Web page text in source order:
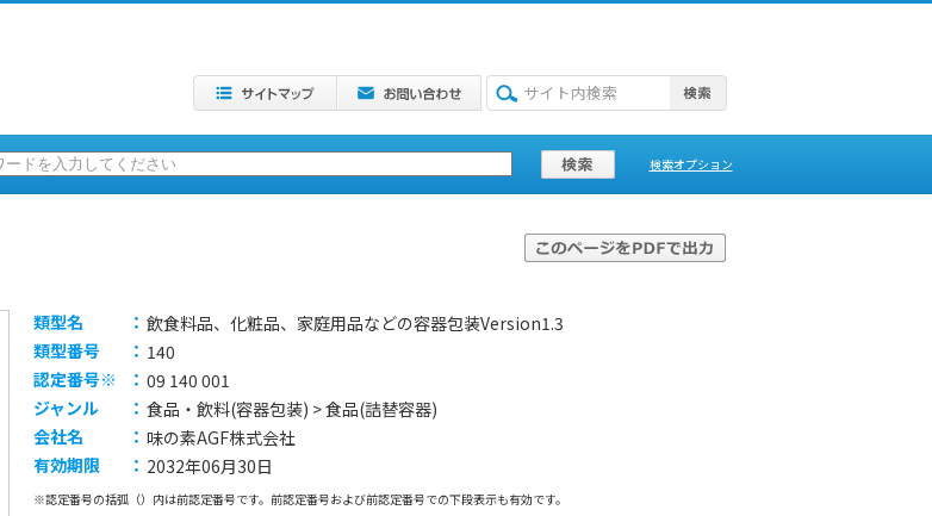
検索オプション
類型名 ： 飲食料品、化粧品、家庭用品などの容器包装Version1.3
類型番号
： 140
認定番号※
： 09 140 001
ジャンル
： 食品・飲料(容器包装) > 食品(詰替容器)
会社名
： 味の素AGF株式会社
有効期限
： 2032年06月30日
※認定番号の括弧（）内は前認定番号です。前認定番号および前認定番号での下段表示も有効です。